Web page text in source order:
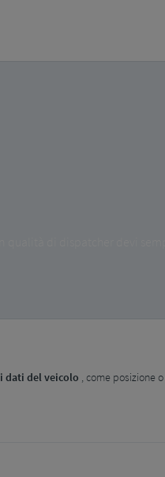
i dati del veicolo , come posizione